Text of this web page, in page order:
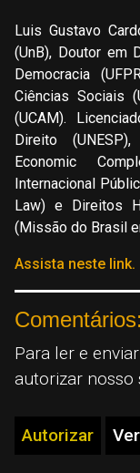
Luis Gustavo
(UnB), Doutor em
Democracia
Ciências Sociais
(UCAM).
Direito
Economic
Internacional
Law) e Direitos
(Missão do Brasil
Assista neste link.
Comentários:
Para ler e
autorizar nosso
Autorizar